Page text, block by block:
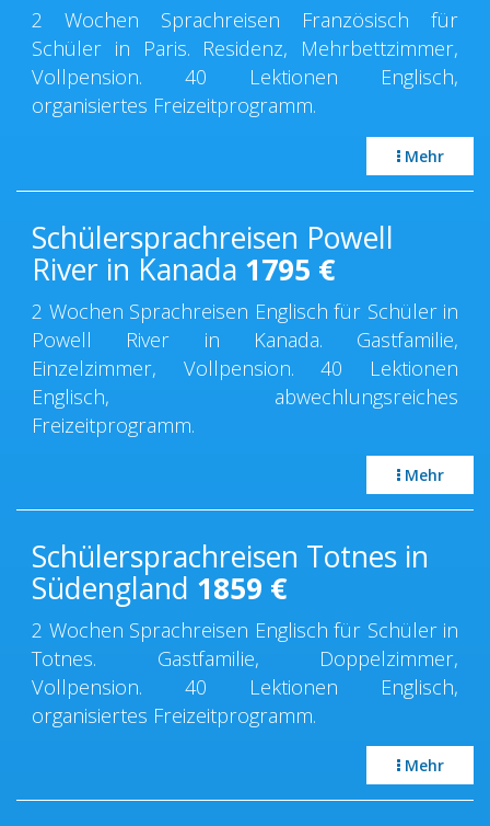
2 Wochen Sprachreisen Französisch für
Schüler in Paris. Residenz, Mehrbettzimmer,
Vollpension. 40 Lektionen Englisch,
organisiertes Freizeitprogramm.
Mehr
Schülersprachreisen Powell
River in Kanada 1795 €
2 Wochen Sprachreisen Englisch für Schüler in
Powell River in Kanada. Gastfamilie,
Einzelzimmer, Vollpension. 40 Lektionen
Englisch, abwechlungsreiches
Freizeitprogramm.
Mehr
Schülersprachreisen Totnes in
Südengland 1859 €
2 Wochen Sprachreisen Englisch für Schüler in
Totnes. Gastfamilie, Doppelzimmer,
Vollpension. 40 Lektionen Englisch,
organisiertes Freizeitprogramm.
Mehr